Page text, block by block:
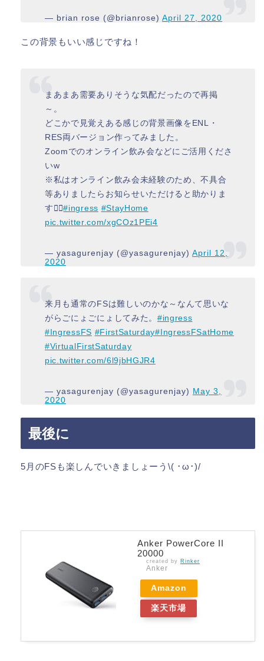
— brian rose (@brianrose)April 27, 2020
この背景もいい感じですね！
まあまあ需要ありそうな気配だったので再掲
～。
どこかで見覚えある感じの背景画像をENL・
RES両バージョン作ってみました。
Zoomでのオンライン飲み会などにご活用くださ
いw
※私はオンライン飲み会未経験のため、不具合
等ありましたらお知らせいただけると助かりま
す🙇‍♀️#ingress #StayHome
pic.twitter.com/xgCOz1PEi4
— yasagurenjay (@yasagurenjay)April 12,
2020
来月も通常のFSは難しいのかな～なんて思いな
がらごにょごにょしてみた。 #ingress
#IngressFS #FirstSaturday#IngressFSatHome
#VirtualFirstSaturday
pic.twitter.com/6l9jbHGJR4
— yasagurenjay (@yasagurenjay) May 3,
2020
最後に
5月のFSも楽しんでいきましょーう\( ･ω･)/
Anker PowerCore II
20000
created by Rinker
Anker
Amazon
楽天市場